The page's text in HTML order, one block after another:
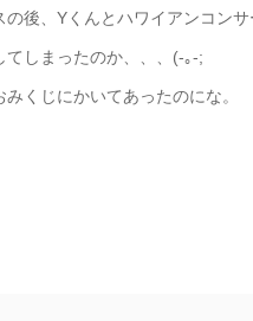
後、Yくんとハワイアンコン
てしまったのか、、、(-｡-;
くじにかいてあったのにな。